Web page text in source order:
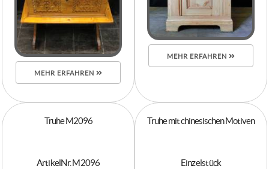
MEHR ERFAHREN
MEHR ERFAHREN
Truhe M2096
ArtikelNr. M2096
Truhe mit chinesischen Motiven
Einzelstück